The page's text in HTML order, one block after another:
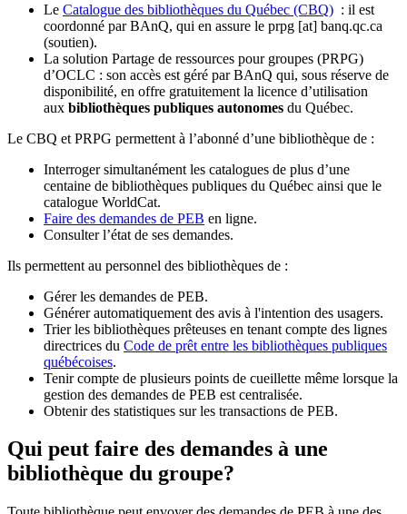
Le Catalogue des bibliothèques du Québec (CBQ) : il est
coordonné par BAnQ, qui en assure le prpg [at] banq.qc.ca
(soutien).
La solution Partage de ressources pour groupes (PRPG)
d’OCLC : son accès est géré par BAnQ qui, sous réserve de
disponibilité, en offre gratuitement la licence d’utilisation
aux bibliothèques publiques autonomes du Québec.
Le CBQ et PRPG permettent à l’abonné d’une bibliothèque de :
Interroger simultanément les catalogues de plus d’une
centaine de bibliothèques publiques du Québec ainsi que le
catalogue WorldCat.
Faire des demandes de PEB en ligne.
Consulter l’état de ses demandes.
Ils permettent au personnel des bibliothèques de :
Gérer les demandes de PEB.
Générer automatiquement des avis à l'intention des usagers.
Trier les bibliothèques prêteuses en tenant compte des lignes
directrices du Code de prêt entre les bibliothèques publiques
québécoises.
Tenir compte de plusieurs points de cueillette même lorsque la
gestion des demandes de PEB est centralisée.
Obtenir des statistiques sur les transactions de PEB.
Qui peut faire des demandes à une
bibliothèque du groupe?